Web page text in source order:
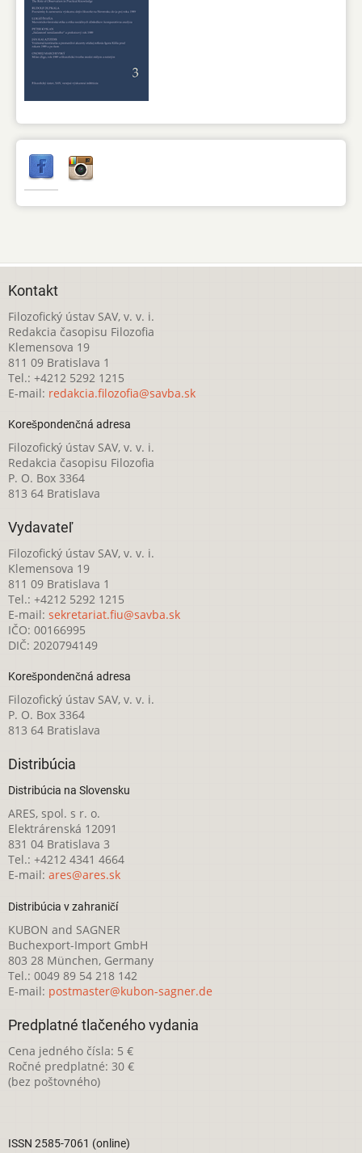
Kontakt
Filozofický ústav SAV, v. v. i.
Redakcia časopisu Filozofia
Klemensova 19
811 09 Bratislava 1
Tel.: +4212 5292 1215
E-mail: redakcia.filozofia@savba.sk
Korešpondenčná adresa
Filozofický ústav SAV, v. v. i.
Redakcia časopisu Filozofia
P. O. Box 3364
813 64 Bratislava
Vydavateľ
Filozofický ústav SAV, v. v. i.
Klemensova 19
811 09 Bratislava 1
Tel.: +4212 5292 1215
E-mail: sekretariat.fiu@savba.sk
IČO: 00166995
DIČ: 2020794149
Korešpondenčná adresa
Filozofický ústav SAV, v. v. i.
P. O. Box 3364
813 64 Bratislava
Distribúcia
Distribúcia na Slovensku
ARES, spol. s r. o.
Elektrárenská 12091
831 04 Bratislava 3
Tel.: +4212 4341 4664
E-mail: ares@ares.sk
Distribúcia v zahraničí
KUBON and SAGNER
Buchexport-Import GmbH
803 28 München, Germany
Tel.: 0049 89 54 218 142
E-mail: postmaster@kubon-sagner.de
Predplatné tlačeného vydania
Cena jedného čísla: 5 €
Ročné predplatné: 30 €
(bez poštovného)
ISSN 2585-7061 (online)